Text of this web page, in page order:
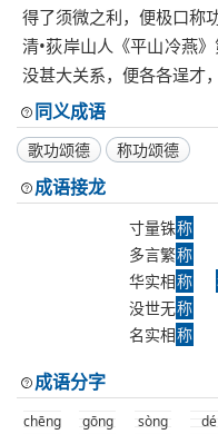
得了须微之利，便极口称
清•荻岸山人《平山冷燕
没甚大关系，便各各逞才
同义成语
歌功颂德 称功颂德
成语接龙
寸量铢称
多言繁称
华实相称
没世无称
名实相称
成语分字
chēng gōng sòng dé